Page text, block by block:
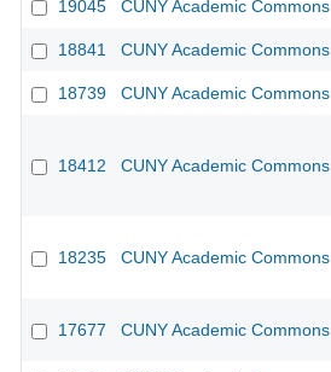
19045 CUNY Academic Commons
18841 CUNY Academic Commons
18739 CUNY Academic Commons
18412 CUNY Academic Commons
18235 CUNY Academic Commons
17677 CUNY Academic Commons